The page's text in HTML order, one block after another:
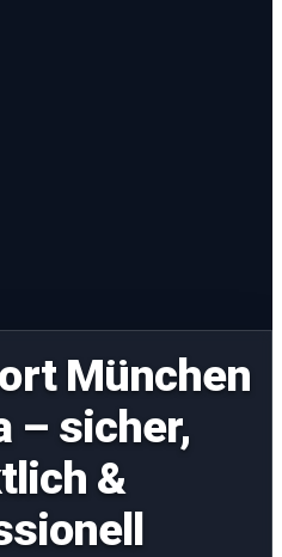
München
– sicher,
&